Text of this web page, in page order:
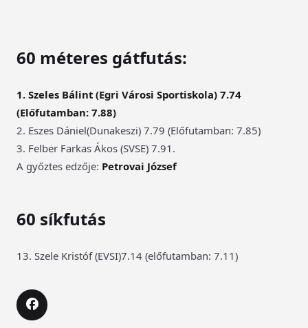
60 méteres gátfutás:
1. Szeles Bálint (Egri Városi Sportiskola) 7.74
(Előfutamban: 7.88)
2. Eszes Dániel(Dunakeszi) 7.79 (Előfutamban: 7.85)
3. Felber Farkas Ákos (SVSE) 7.91.
A győztes edzője: Petrovai József
60 síkfutás
13. Szele Kristóf (EVSI)7.14 (előfutamban: 7.11)